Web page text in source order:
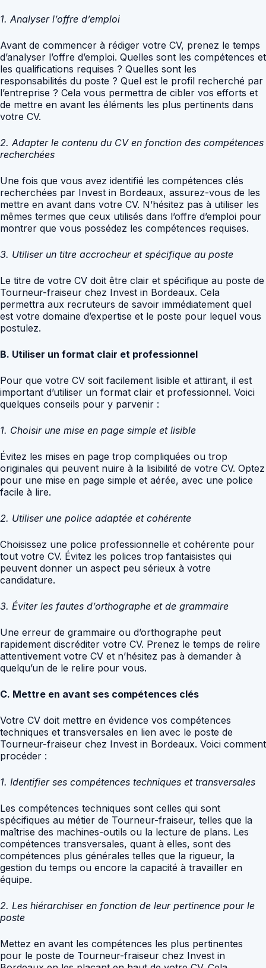
1. Analyser l’offre d’emploi
Avant de commencer à rédiger votre CV, prenez le temps
d’analyser l’offre d’emploi. Quelles sont les compétences et
les qualifications requises ? Quelles sont les
responsabilités du poste ? Quel est le profil recherché par
l’entreprise ? Cela vous permettra de cibler vos efforts et
de mettre en avant les éléments les plus pertinents dans
votre CV.
2. Adapter le contenu du CV en fonction des compétences
recherchées
Une fois que vous avez identifié les compétences clés
recherchées par Invest in Bordeaux, assurez-vous de les
mettre en avant dans votre CV. N’hésitez pas à utiliser les
mêmes termes que ceux utilisés dans l’offre d’emploi pour
montrer que vous possédez les compétences requises.
3. Utiliser un titre accrocheur et spécifique au poste
Le titre de votre CV doit être clair et spécifique au poste de
Tourneur-fraiseur chez Invest in Bordeaux. Cela
permettra aux recruteurs de savoir immédiatement quel
est votre domaine d’expertise et le poste pour lequel vous
postulez.
B. Utiliser un format clair et professionnel
Pour que votre CV soit facilement lisible et attirant, il est
important d’utiliser un format clair et professionnel. Voici
quelques conseils pour y parvenir :
1. Choisir une mise en page simple et lisible
Évitez les mises en page trop compliquées ou trop
originales qui peuvent nuire à la lisibilité de votre CV. Optez
pour une mise en page simple et aérée, avec une police
facile à lire.
2. Utiliser une police adaptée et cohérente
Choisissez une police professionnelle et cohérente pour
tout votre CV. Évitez les polices trop fantaisistes qui
peuvent donner un aspect peu sérieux à votre
candidature.
3. Éviter les fautes d’orthographe et de grammaire
Une erreur de grammaire ou d’orthographe peut
rapidement discréditer votre CV. Prenez le temps de relire
attentivement votre CV et n’hésitez pas à demander à
quelqu’un de le relire pour vous.
C. Mettre en avant ses compétences clés
Votre CV doit mettre en évidence vos compétences
techniques et transversales en lien avec le poste de
Tourneur-fraiseur chez Invest in Bordeaux. Voici comment
procéder :
1. Identifier ses compétences techniques et transversales
Les compétences techniques sont celles qui sont
spécifiques au métier de Tourneur-fraiseur, telles que la
maîtrise des machines-outils ou la lecture de plans. Les
compétences transversales, quant à elles, sont des
compétences plus générales telles que la rigueur, la
gestion du temps ou encore la capacité à travailler en
équipe.
2. Les hiérarchiser en fonction de leur pertinence pour le
poste
Mettez en avant les compétences les plus pertinentes
pour le poste de Tourneur-fraiseur chez Invest in